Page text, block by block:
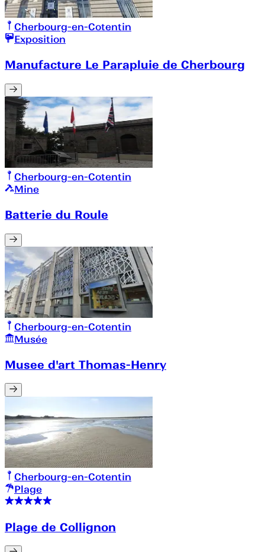
Cherbourg-en-Cotentin
Exposition
Manufacture Le Parapluie de Cherbourg
Cherbourg-en-Cotentin
Mine
Batterie du Roule
Cherbourg-en-Cotentin
Musée
Musee d'art Thomas-Henry
Cherbourg-en-Cotentin
Plage
Plage de Collignon